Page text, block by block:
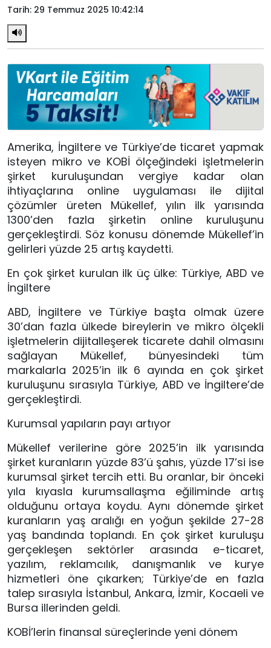
Tarih: 29 Temmuz 2025 10:42:14
Amerika, İngiltere ve Türkiye’de ticaret yapmak
isteyen mikro ve KOBİ ölçeğindeki işletmelerin
şirket kuruluşundan vergiye kadar olan
ihtiyaçlarına online uygulaması ile dijital
çözümler üreten Mükellef, yılın ilk yarısında
1300’den fazla şirketin online kuruluşunu
gerçekleştirdi. Söz konusu dönemde Mükellef’in
gelirleri yüzde 25 artış kaydetti.
En çok şirket kurulan ilk üç ülke: Türkiye, ABD ve
İngiltere
ABD, İngiltere ve Türkiye başta olmak üzere
30’dan fazla ülkede bireylerin ve mikro ölçekli
işletmelerin dijitalleşerek ticarete dahil olmasını
sağlayan Mükellef, bünyesindeki tüm
markalarla 2025’in ilk 6 ayında en çok şirket
kuruluşunu sırasıyla Türkiye, ABD ve İngiltere’de
gerçekleştirdi.
Kurumsal yapıların payı artıyor
Mükellef verilerine göre 2025’in ilk yarısında
şirket kuranların yüzde 83’ü şahıs, yüzde 17’si ise
kurumsal şirket tercih etti. Bu oranlar, bir önceki
yıla kıyasla kurumsallaşma eğiliminde artış
olduğunu ortaya koydu. Aynı dönemde şirket
kuranların yaş aralığı en yoğun şekilde 27-28
yaş bandında toplandı. En çok şirket kuruluşu
gerçekleşen sektörler arasında e-ticaret,
yazılım, reklamcılık, danışmanlık ve kurye
hizmetleri öne çıkarken; Türkiye’de en fazla
talep sırasıyla İstanbul, Ankara, İzmir, Kocaeli ve
Bursa illerinden geldi.
KOBİ’lerin finansal süreçlerinde yeni dönem